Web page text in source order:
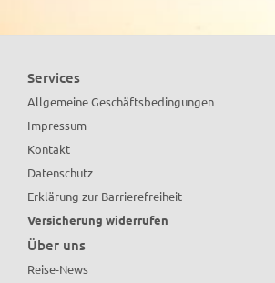
Services
Allgemeine Geschäftsbedingungen
Impressum
Kontakt
Datenschutz
Erklärung zur Barrierefreiheit
Versicherung widerrufen
Über uns
Reise-News